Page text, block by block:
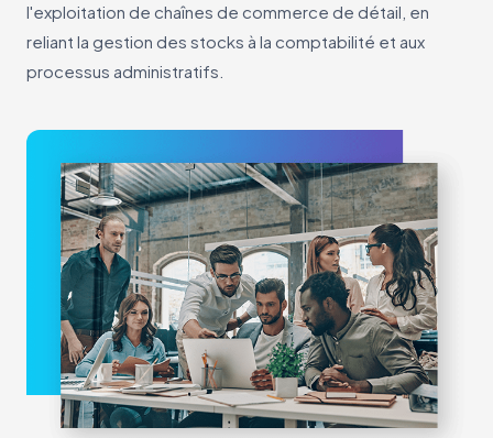
l'exploitation de chaînes de commerce de détail, en
reliant la gestion des stocks à la comptabilité et aux
processus administratifs.